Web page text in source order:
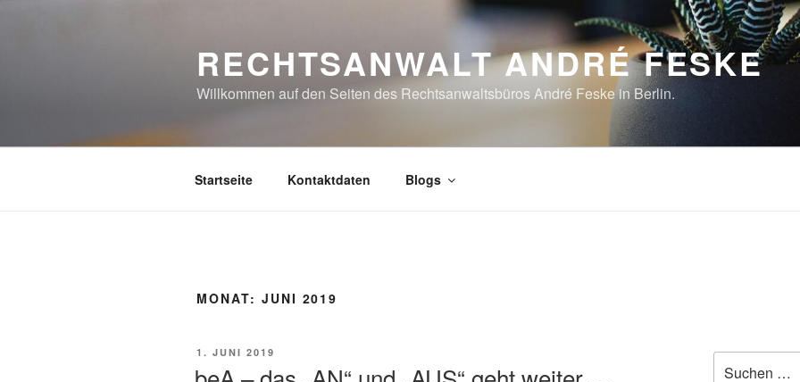
RECHTSANWALT ANDRÉ FESKE
Willkommen auf den Seiten des Rechtsanwaltsbüros André Feske in Berlin.
Startseite Kontaktdaten Blogs
MONAT: JUNI 2019
VERÖFFENTLICHT
1. JUNI 2019